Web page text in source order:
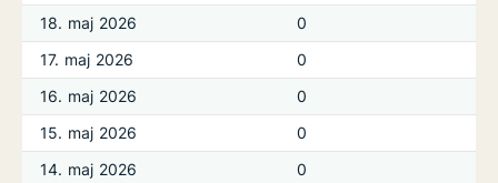
18. maj 2026
0
17. maj 2026
0
16. maj 2026
0
15. maj 2026
0
14. maj 2026
0